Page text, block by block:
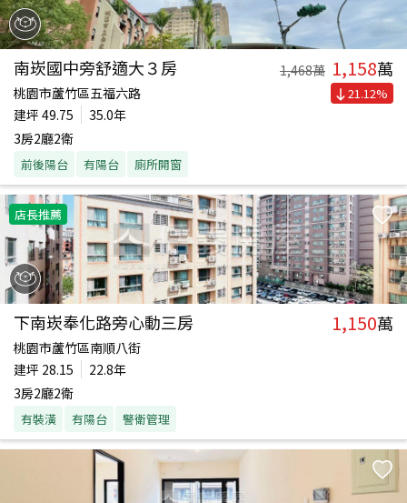
南崁國中旁舒適大３房 1,468萬 1,158萬
桃園市蘆竹區五福六路
建坪 49.75
35.0年
3房2廳2衛
前後陽台 有陽台 廁所開窗
21.12%
店長推薦
下南崁奉化路旁心動三房 1,150萬
桃園市蘆竹區南順八街
建坪 28.15
22.8年
3房2廳2衛
有裝潢 有陽台 警衛管理